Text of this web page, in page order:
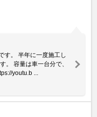
す。 半年に一度施工し
。 容量は車一台分で、
youtu.b ...